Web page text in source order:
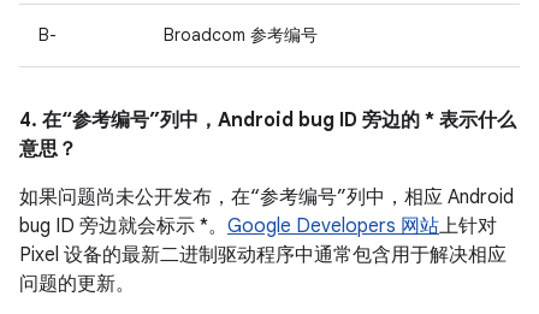
B- Broadcom 参考编号
4. 在“参考编号”列中，Android bug ID 旁边的 * 表示什么
意思？
如果问题尚未公开发布，在“参考编号”列中，相应 Android
bug ID 旁边就会标示 *。 Google Developers 网站上针对
Pixel 设备的最新二进制驱动程序中通常包含用于解决相应
问题的更新。